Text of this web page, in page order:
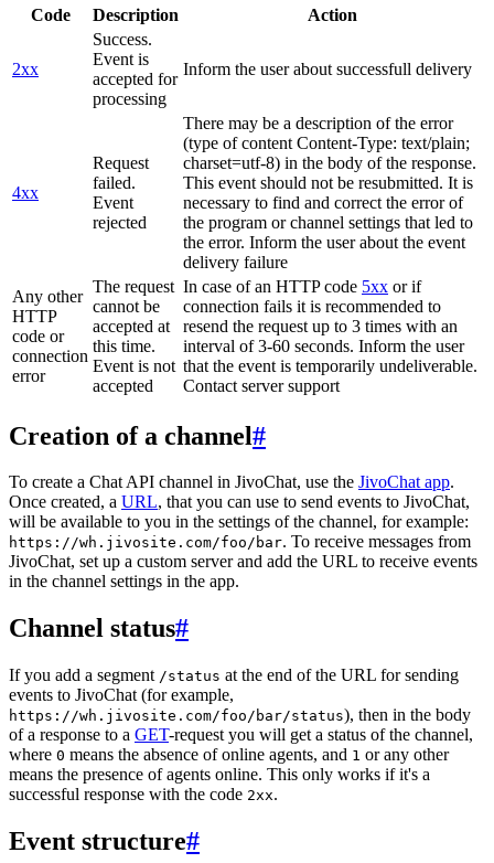
Code Description Action
2xx
Success.
Event is
accepted for
processing
Inform the user about successfull delivery
4xx
Request
failed.
Event
rejected
There may be a description of the error
(type of content Content-Type: text/plain;
charset=utf-8) in the body of the response.
This event should not be resubmitted. It is
necessary to find and correct the error of
the program or channel settings that led to
the error. Inform the user about the event
delivery failure
Any other
HTTP
code or
connection
error
The request
cannot be
accepted at
this time.
Event is not
accepted
In case of an HTTP code 5xx or if
connection fails it is recommended to
resend the request up to 3 times with an
interval of 3-60 seconds. Inform the user
that the event is temporarily undeliverable.
Contact server support
Creation of a channel#
To create a Chat API channel in JivoChat, use the JivoChat app.
Once created, a URL, that you can use to send events to JivoChat,
will be available to you in the settings of the channel, for example:
https://wh.jivosite.com/foo/bar. To receive messages from
JivoChat, set up a custom server and add the URL to receive events
in the channel settings in the app.
Channel status#
If you add a segment /status at the end of the URL for sending
events to JivoChat (for example,
https://wh.jivosite.com/foo/bar/status), then in the body
of a response to a GET-request you will get a status of the channel,
where 0 means the absence of online agents, and 1 or any other
means the presence of agents online. This only works if it's a
successful response with the code 2xx.
Event structure#